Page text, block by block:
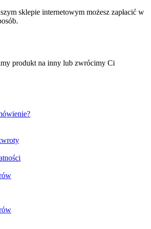
sklepie internetowym możesz zapłacić w
produkt na inny lub zwrócimy Ci